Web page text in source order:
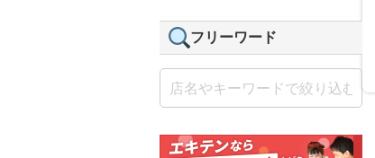
フリーワード